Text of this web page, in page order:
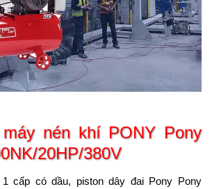
nén khí PONY Pony
20HP/380V
cấp có dầu, piston dây đai Pony Pony